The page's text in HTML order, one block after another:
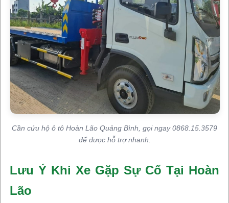
Cần cứu hộ ô tô Hoàn Lão Quảng Bình, gọi ngay 0868.15.3579
để được hỗ trợ nhanh.
Lưu Ý Khi Xe Gặp Sự Cố Tại Hoàn
Lão